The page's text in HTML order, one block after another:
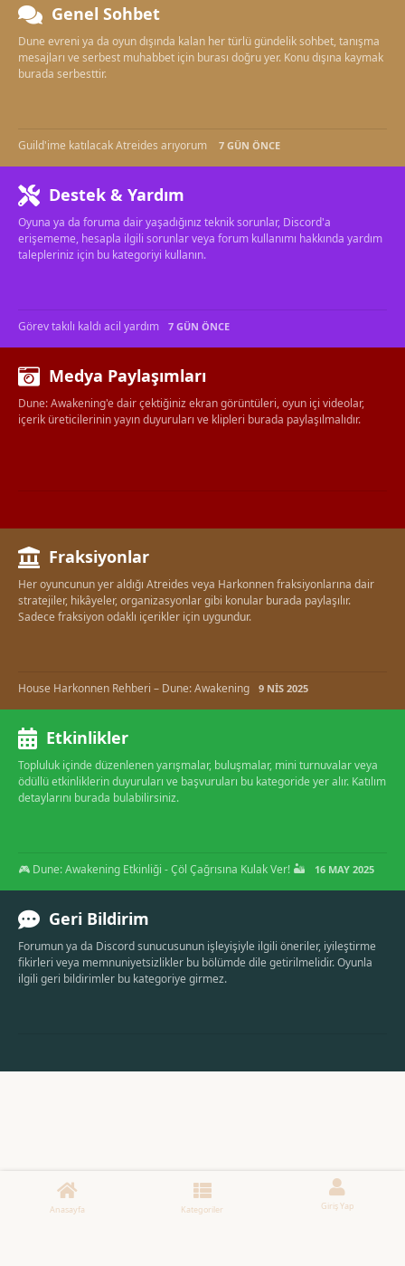
Genel Sohbet
Dune evreni ya da oyun dışında kalan her türlü gündelik sohbet, tanışma
mesajları ve serbest muhabbet için burası doğru yer. Konu dışına kaymak
burada serbesttir.
Guild'ime katılacak Atreides arıyorum 7 GÜN ÖNCE
Destek & Yardım
Oyuna ya da foruma dair yaşadığınız teknik sorunlar, Discord'a
erişememe, hesapla ilgili sorunlar veya forum kullanımı hakkında yardım
talepleriniz için bu kategoriyi kullanın.
Görev takılı kaldı acil yardım 7 GÜN ÖNCE
Medya Paylaşımları
Dune: Awakening'e dair çektiğiniz ekran görüntüleri, oyun içi videolar,
içerik üreticilerinin yayın duyuruları ve klipleri burada paylaşılmalıdır.
Fraksiyonlar
Her oyuncunun yer aldığı Atreides veya Harkonnen fraksiyonlarına dair
stratejiler, hikâyeler, organizasyonlar gibi konular burada paylaşılır.
Sadece fraksiyon odaklı içerikler için uygundur.
House Harkonnen Rehberi – Dune: Awakening 9 NIS 2025
Etkinlikler
Topluluk içinde düzenlenen yarışmalar, buluşmalar, mini turnuvalar veya
ödüllü etkinliklerin duyuruları ve başvuruları bu kategoride yer alır. Katılım
detaylarını burada bulabilirsiniz.
🎮 Dune: Awakening Etkinliği - Çöl Çağrısına Kulak Ver! 🏜️ 16 MAY 2025
Geri Bildirim
Forumun ya da Discord sunucusunun işleyişiyle ilgili öneriler, iyileştirme
fikirleri veya memnuniyetsizlikler bu bölümde dile getirilmelidir. Oyunla
ilgili geri bildirimler bu kategoriye girmez.
Anasayfa Kategoriler Giriş Yap